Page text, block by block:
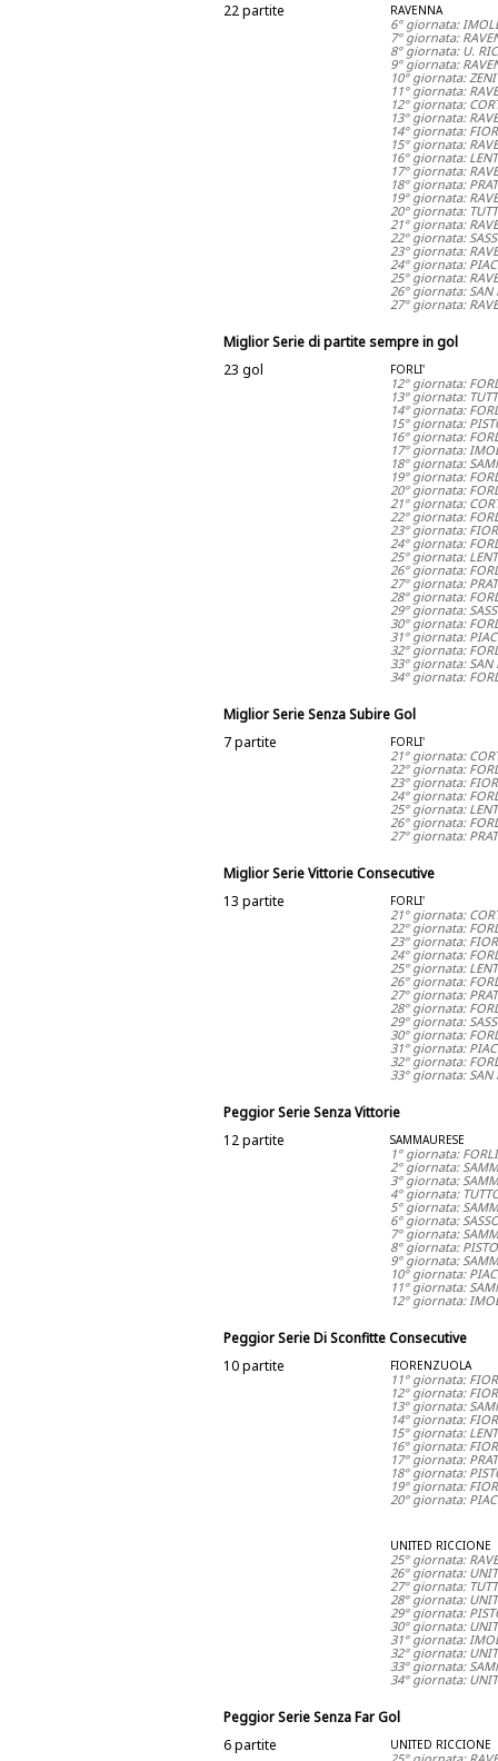
22 partite
RAVENNA
6° giornata:
7° giornata:
8° giornata: U.
9° giornata:
10° giornata:
11° giornata:
12° giornata:
13° giornata:
14° giornata:
15° giornata:
16° giornata:
17° giornata:
18° giornata:
19° giornata:
20° giornata:
21° giornata:
22° giornata:
23° giornata:
24° giornata:
25° giornata:
26° giornata: SAN
27° giornata:
Miglior Serie di partite sempre in gol
23 gol
FORLI'
12° giornata:
13° giornata:
14° giornata:
15° giornata:
16° giornata:
17° giornata:
18° giornata:
19° giornata:
20° giornata:
21° giornata:
22° giornata:
23° giornata:
24° giornata:
25° giornata:
26° giornata:
27° giornata:
28° giornata:
29° giornata:
30° giornata:
31° giornata:
32° giornata:
33° giornata: SAN
34° giornata:
Miglior Serie Senza Subire Gol
7 partite
FORLI'
21° giornata:
22° giornata:
23° giornata:
24° giornata:
25° giornata:
26° giornata:
27° giornata:
Miglior Serie Vittorie Consecutive
13 partite
FORLI'
21° giornata:
22° giornata:
23° giornata:
24° giornata:
25° giornata:
26° giornata:
27° giornata:
28° giornata:
29° giornata:
30° giornata:
31° giornata:
32° giornata:
33° giornata: SAN
Peggior Serie Senza Vittorie
12 partite
SAMMAURESE
1° giornata:
2° giornata:
3° giornata:
4° giornata:
5° giornata:
6° giornata:
7° giornata:
8° giornata:
9° giornata:
10° giornata:
11° giornata:
12° giornata:
Peggior Serie Di Sconfitte Consecutive
10 partite
FIORENZUOLA
11° giornata:
12° giornata:
13° giornata:
14° giornata:
15° giornata:
16° giornata:
17° giornata:
18° giornata:
19° giornata:
20° giornata:
UNITED RICCIONE
25° giornata:
26° giornata:
27° giornata:
28° giornata:
29° giornata:
30° giornata:
31° giornata:
32° giornata:
33° giornata:
34° giornata:
Peggior Serie Senza Far Gol
6 partite
UNITED RICCIONE